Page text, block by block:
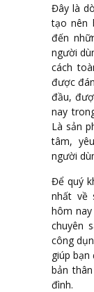
Đây là
tạo nên
đến
người
cách
được
đầu,
nay
Là sản
tâm,
người
Để quý
nhất về
hôm nay
chuyên
công
giúp
bản
đình.